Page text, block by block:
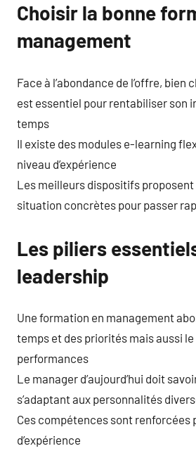
Choisir la bonne
management
Face à l’abondance de l’offre, bien
est essentiel pour rentabiliser son
temps
Il existe des modules e-learning
niveau d’expérience
Les meilleurs dispositifs proposent
situation concrètes pour passer
Les piliers
leadership
Une formation en management
temps et des priorités mais aussi
performances
Le manager d’aujourd’hui doit
s’adaptant aux personnalités
Ces compétences sont renforcées
d’expérience